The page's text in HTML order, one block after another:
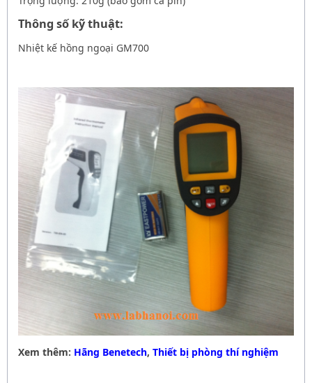
Thông số kỹ thuật:
Nhiệt kế hồng ngoại GM700
Xem thêm: Hãng Benetech, Thiết bị phòng thí nghiệm